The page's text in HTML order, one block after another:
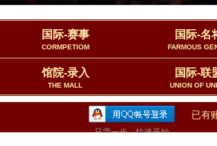
国际-赛事
CORMPETIOM
国际-名
FARMOUS
馆院-录入
THE MALL
国际-联
UNION OF
已有
只需一步，快速开始